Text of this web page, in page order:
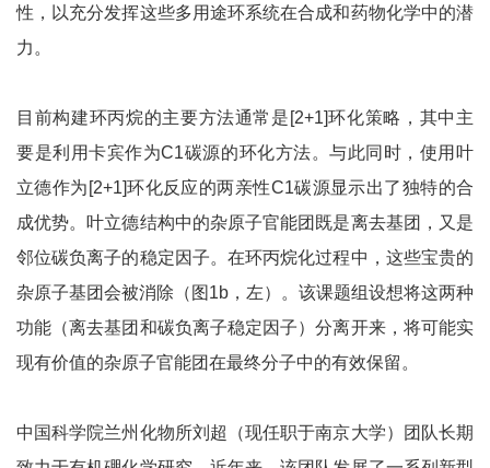
性，以充分发挥这些多用途环系统在合成和药物化学中的潜
力。
目前构建环丙烷的主要方法通常是[2+1]环化策略，其中主
要是利用卡宾作为C1碳源的环化方法。与此同时，使用叶
立德作为[2+1]环化反应的两亲性C1碳源显示出了独特的合
成优势。叶立德结构中的杂原子官能团既是离去基团，又是
邻位碳负离子的稳定因子。在环丙烷化过程中，这些宝贵的
杂原子基团会被消除（图1b，左）。该课题组设想将这两种
功能（离去基团和碳负离子稳定因子）分离开来，将可能实
现有价值的杂原子官能团在最终分子中的有效保留。
中国科学院兰州化物所刘超（现任职于南京大学）团队长期